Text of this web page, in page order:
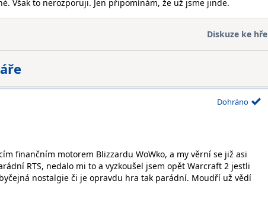
Však to nerozporuji. Jen připomínám, že už jsme jinde.
Diskuze ke hře
Dohráno
finančním motorem Blizzardu WoWko, a my věrní se již asi
RTS, nedalo mi to a vyzkoušel jsem opět Warcraft 2 jestli
nostalgie či je opravdu hra tak parádní. Moudří už vědí